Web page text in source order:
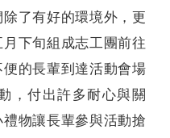
了有好的環境外，更
下旬組成志工團前往
的長輩到達活動會場
，付出許多耐心與關
物讓長輩參與活動搶